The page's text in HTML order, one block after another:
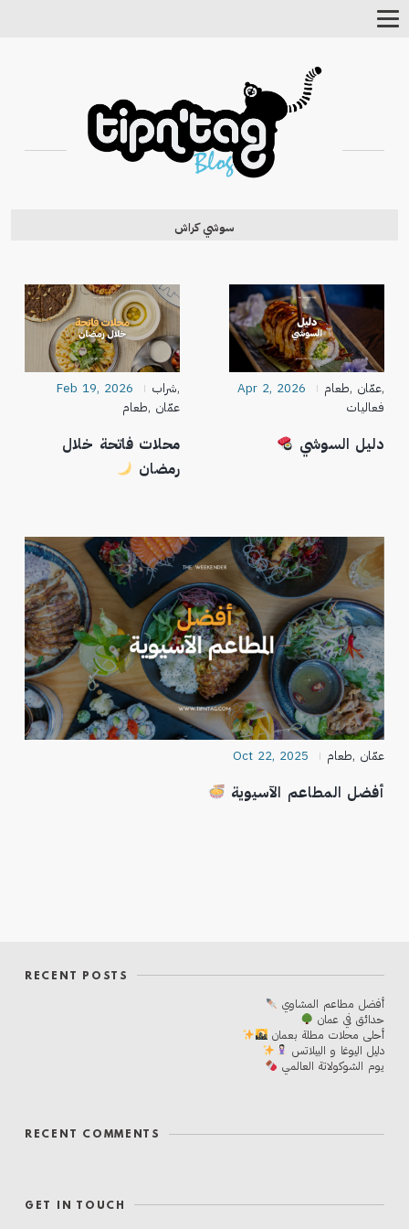
Toggle
سوشي كراش
Apr 2, 2026 طعام, عمّان,
فعاليات
دليل السوشي
Feb 19, 2026 شراب,
طعام, عمّان
محلات فاتحة خلال
رمضان
Oct 22, 2025 طعام, عمّان
أفضل المطاعم الآسيوية
RECENT POSTS
أفضل مطاعم المشاوي
حدائق في عمان
أحلی محلات مطلة بعمان
دليل اليوغا و البيلاتس
يوم الشوكولاتة العالمي
RECENT COMMENTS
GET IN TOUCH